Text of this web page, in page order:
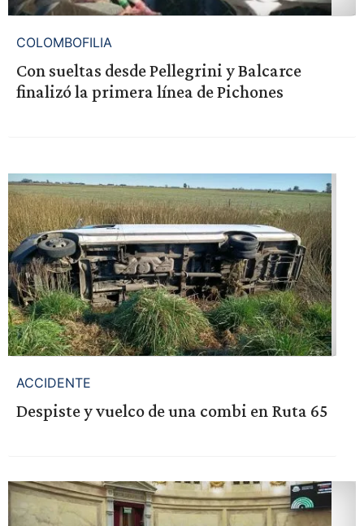
COLOMBOFILIA
Con sueltas desde Pellegrini y Balcarce
finalizó la primera línea de Pichones
ACCIDENTE
Despiste y vuelco de una combi en Ruta 65